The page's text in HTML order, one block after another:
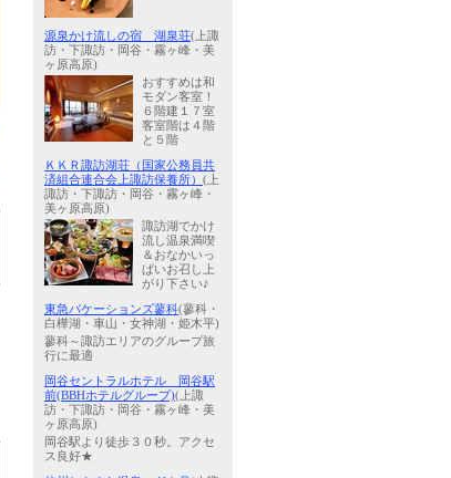
源泉かけ流しの宿 湖泉荘(上諏
訪・下諏訪・岡谷・霧ヶ峰・美
ヶ原高原)
おすすめは和
モダン客室！
６階建１７室
客室階は４階
と５階
ＫＫＲ諏訪湖荘（国家公務員共
済組合連合会上諏訪保養所） (上
諏訪・下諏訪・岡谷・霧ヶ峰・
美ヶ原高原)
諏訪湖でかけ
流し温泉満喫
＆おなかいっ
ぱいお召し上
がり下さい♪
東急バケーションズ蓼科(蓼科・
白樺湖・車山・女神湖・姫木平)
蓼科～諏訪エリアのグループ旅
行に最適
岡谷セントラルホテル 岡谷駅
前(BBHホテルグループ)(上諏
訪・下諏訪・岡谷・霧ヶ峰・美
ヶ原高原)
岡谷駅より徒歩３０秒。アクセ
ス良好★